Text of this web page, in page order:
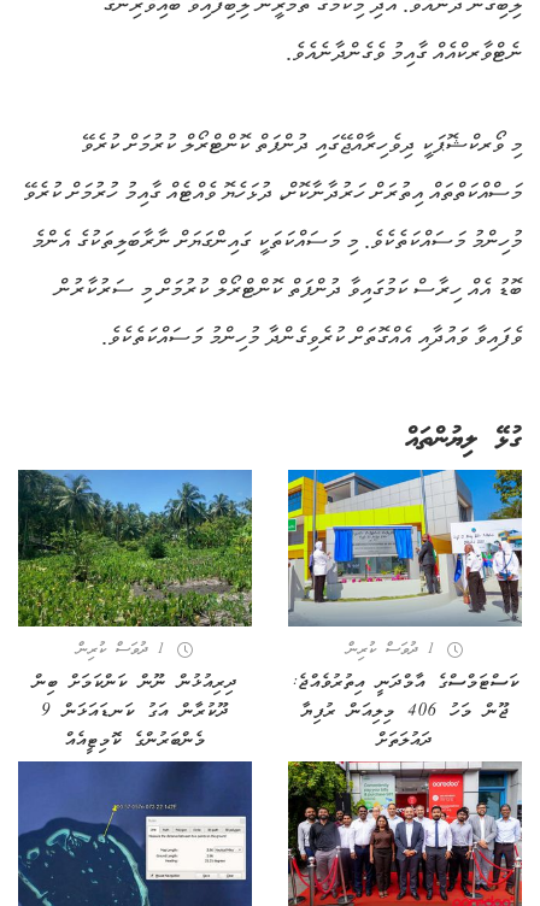
ނެޓްވާރކްއެއް ގާއިމު ވެގެންދާނެއެވެ.
މި ވޯރކްޝޮޕަކީ ދިވެހިރާއްޖޭގައި ދުންފަތް ކޮންޓްރޯލް ކުރުމަށް ކުރެވޭ
މަސްއްކަތްތައް އިތުރަށް ހަރުދާނާކޮށް، ދުޅަހެޔޮ ވެއްޓެއް ގާއިމު ހުރުމަށް ކުރެވޭ
މުހިންމު މަސައްކަތެކެވެ. މި މަސައްކަތަކީ ގައިންގަޔަށް ނާރާބަލިތަކުގެ އެންމެ
ބޮޑު އެއް ހިރާސް ކަމުގައިވާ ދުންފަތް ކޮންޓްރޯލް ކުރުމަށް މި ސަރުކާރުން
ވެފައިވާ ވައުދާއި އެއްގޮތަށް ކުރެވިގެންދާ މުހިންމު މަސައްކަތެކެވެ.
ގުޅޭ ލިޔުންތައް
1 ދުވަސް ކުރިން
ކަސްޓަމްސްގެ އާމްދަނީ އިތުރުވެއްޖެ:
ޖޫން މަހު 406 މިލިއަން ރުފިޔާ
ދައުލަތަށް
1 ދުވަސް ކުރިން
ދިރިއުޅުން ނޫން ކަންކަމަށް ބިން
ދޫކުރާން އަގު ކަނޑައަޅަން 9
މެންބަރުންގެ ކޮމިޓީއެއް